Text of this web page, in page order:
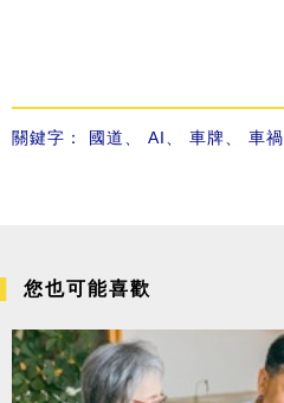
關鍵字： 國道 AI 車牌 車禍
您也可能喜歡